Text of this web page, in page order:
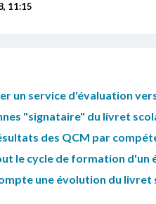
11:15
un service d'évaluation
"signataire" du livret
des QCM par
le cycle de formation d'un
une évolution du